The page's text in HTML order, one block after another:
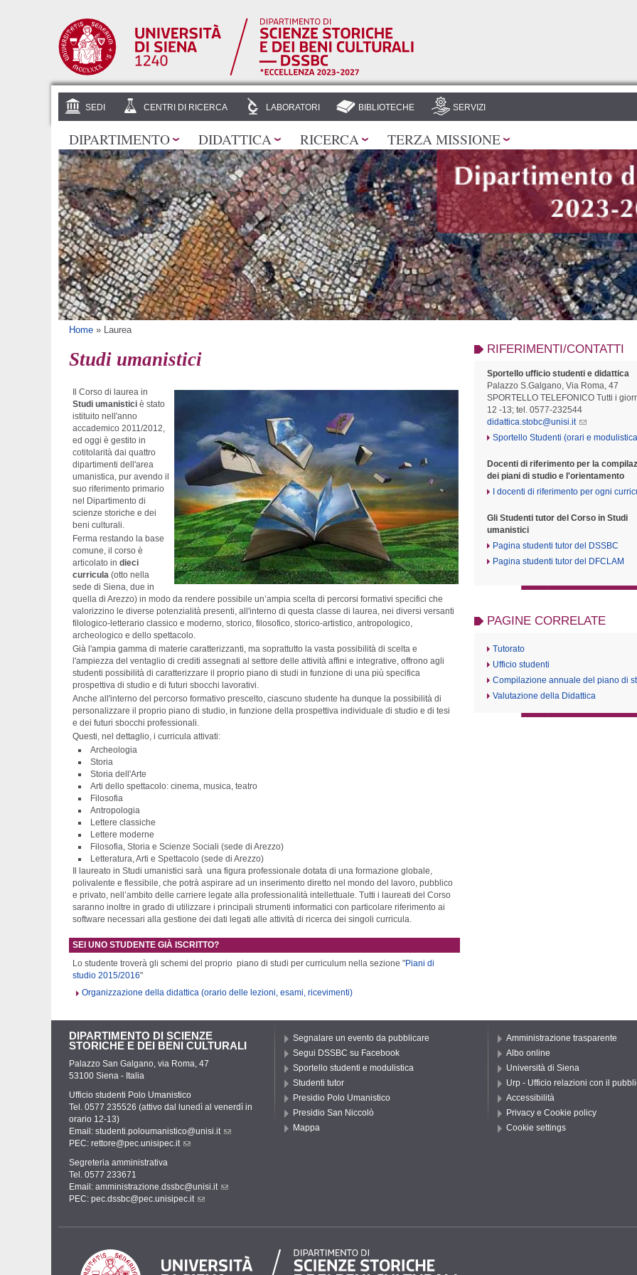
SEDI CENTRI DI RICERCA LABORATORI BIBLIOTECHE SERVIZI
DIPARTIMENTO DIDATTICA RICERCA TERZA MISSIONE
Tu sei qui
Home » Laurea
Studi umanistici
Il Corso di laurea in
Studi umanistici è stato
istituito nell'anno
accademico 2011/2012,
ed oggi è gestito in
cotitolarità dai quattro
dipartimenti dell'area
umanistica, pur avendo il
suo riferimento primario
nel Dipartimento di
scienze storiche e dei
beni culturali.
Ferma restando la base
comune, il corso è
articolato in dieci
curricula (otto nella
sede di Siena, due in
quella di Arezzo) in modo da rendere possibile un’ampia scelta di percorsi formativi specifici che
valorizzino le diverse potenzialità presenti, all'interno di questa classe di laurea, nei diversi versanti
filologico-letterario classico e moderno, storico, filosofico, storico-artistico, antropologico,
archeologico e dello spettacolo.
Già l'ampia gamma di materie caratterizzanti, ma soprattutto la vasta possibilità di scelta e
l'ampiezza del ventaglio di crediti assegnati al settore delle attività affini e integrative, offrono agli
studenti possibilità di caratterizzare il proprio piano di studi in funzione di una più specifica
prospettiva di studio e di futuri sbocchi lavorativi.
Anche all'interno del percorso formativo prescelto, ciascuno studente ha dunque la possibilità di
personalizzare il proprio piano di studio, in funzione della prospettiva individuale di studio e di tesi
e dei futuri sbocchi professionali.
Questi, nel dettaglio, i curricula attivati:
Archeologia
Storia
Storia dell'Arte
Arti dello spettacolo: cinema, musica, teatro
Filosofia
Antropologia
Lettere classiche
Lettere moderne
Filosofia, Storia e Scienze Sociali (sede di Arezzo)
Letteratura, Arti e Spettacolo (sede di Arezzo)
Il laureato in Studi umanistici sarà una figura professionale dotata di una formazione globale,
polivalente e flessibile, che potrà aspirare ad un inserimento diretto nel mondo del lavoro, pubblico
e privato, nell’ambito delle carriere legate alla professionalità intellettuale. Tutti i laureati del Corso
saranno inoltre in grado di utilizzare i principali strumenti informatici con particolare riferimento ai
software necessari alla gestione dei dati legati alle attività di ricerca dei singoli curricula.
SEI UNO STUDENTE GIÀ ISCRITTO?
Lo studente troverà gli schemi del proprio piano di studi per curriculum nella sezione "Piani di
studio 2015/2016"
Organizzazione della didattica (orario delle lezioni, esami, ricevimenti)
RIFERIMENTI/CONTATTI
Sportello ufficio studenti e didattica
Palazzo S.Galgano, Via Roma, 47
SPORTELLO TELEFONICO Tutti i
12 -13; tel. 0577-232544
didattica.stobc@unisi.it
Sportello Studenti (orari e
Docenti di riferimento per la
dei piani di studio e l'orientamento
I docenti di riferimento per ogni
Gli Studenti tutor del Corso in Studi
umanistici
Pagina studenti tutor del DSSBC
Pagina studenti tutor del DFCLAM
PAGINE CORRELATE
Tutorato
Ufficio studenti
Compilazione annuale del piano di
Valutazione della Didattica
DIPARTIMENTO DI SCIENZE
STORICHE E DEI BENI CULTURALI
Palazzo San Galgano, via Roma, 47
53100 Siena - Italia
Ufficio studenti Polo Umanistico
Tel. 0577 235526 (attivo dal lunedì al venerdì in
orario 12-13)
Email: studenti.poloumanistico@unisi.it
PEC: rettore@pec.unisipec.it
Segreteria amministrativa
Tel. 0577 233671
Email: amministrazione.dssbc@unisi.it
PEC: pec.dssbc@pec.unisipec.it
Segnalare un evento da pubblicare
Segui DSSBC su Facebook
Sportello studenti e modulistica
Studenti tutor
Presidio Polo Umanistico
Presidio San Niccolò
Mappa
Amministrazione trasparente
Albo online
Università di Siena
Urp - Ufficio relazioni con il
Accessibilità
Privacy e Cookie policy
Cookie settings